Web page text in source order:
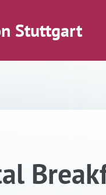
Stuttgart